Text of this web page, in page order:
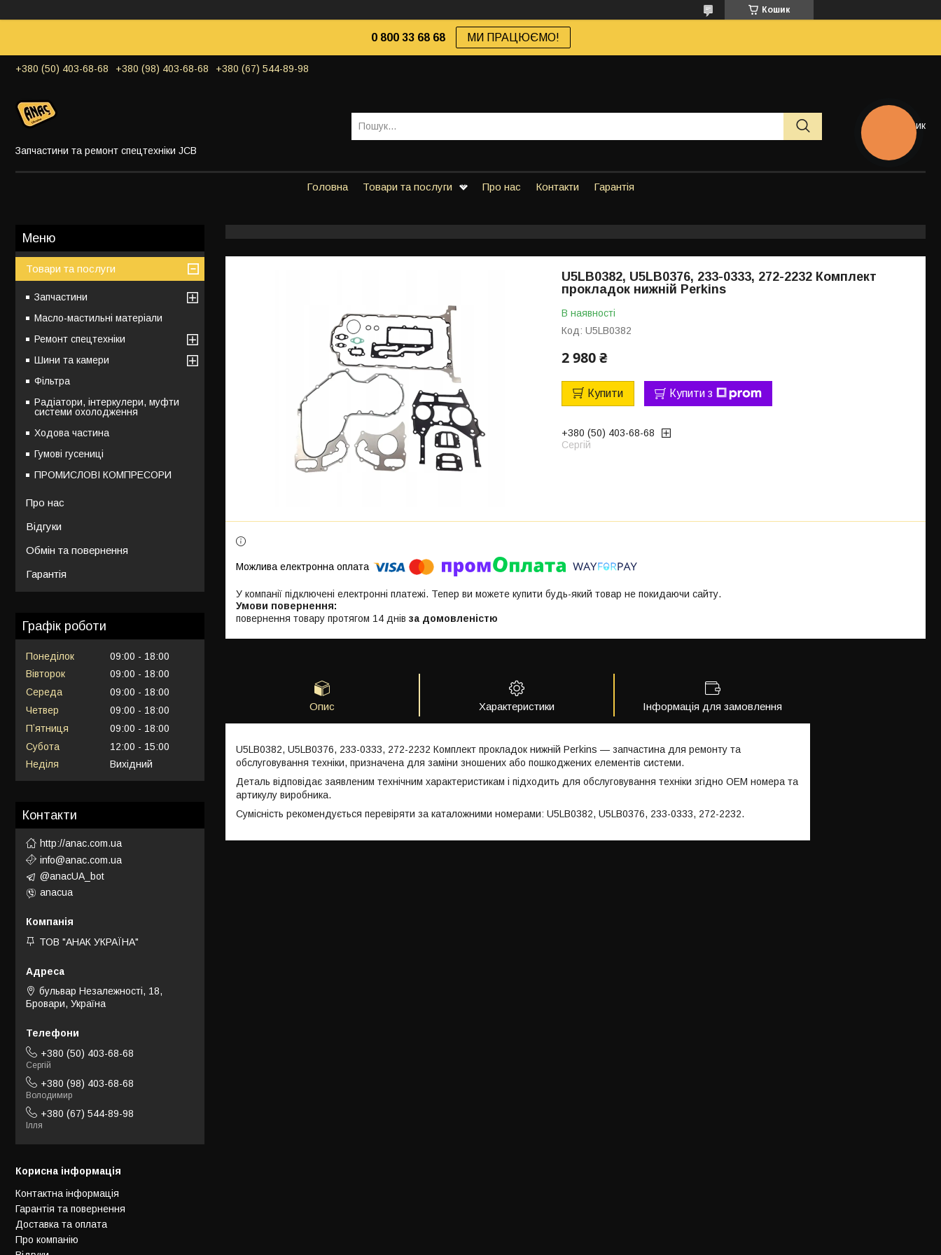
Кошик
0 800 33 68 68 МИ ПРАЦЮЄМО!
+380 (50) 403-68-68 +380 (98) 403-68-68 +380 (67) 544-89-98
Запчастини та ремонт спецтехніки JCB
Кошик
Головна Товари та послуги Про нас Контакти Гарантія
U5LB0382, U5LB0376, 233-0333, 272-2232 Комплект
прокладок нижній Perkins
В наявності
Код: U5LB0382
2 980 ₴
Купити Купити з
+380 (50) 403-68-68
Сергій
У компанії підключені електронні платежі. Тепер ви можете купити будь-який товар не покидаючи сайту.
повернення товару протягом 14 днів за домовленістю
Опис Характеристики Інформація для замовлення
U5LB0382, U5LB0376, 233-0333, 272-2232 Комплект прокладок нижній Perkins — запчастина для ремонту та
обслуговування техніки, призначена для заміни зношених або пошкоджених елементів системи.
Деталь відповідає заявленим технічним характеристикам і підходить для обслуговування техніки згідно OEM номера та
артикулу виробника.
Сумісність рекомендується перевіряти за каталожними номерами: U5LB0382, U5LB0376, 233-0333, 272-2232.
Товари та послуги
Запчастини
Масло-мастильні матеріали
Ремонт спецтехніки
Шини та камери
Фільтра
Радіатори, інтеркулери, муфти
системи охолодження
Ходова частина
Гумові гусениці
ПРОМИСЛОВІ КОМПРЕСОРИ
Про нас
Відгуки
Обмін та повернення
Гарантія
Графік роботи
Понеділок 09:00
18:00
Вівторок
09:00
18:00
Середа
09:00
18:00
Четвер
09:00
18:00
Пʼятниця
09:00
18:00
Субота
12:00
15:00
Неділя
Вихідний
Контакти
http://anac.com.ua
info@anac.com.ua
@anacUA_bot
anacua
ТОВ "АНАК УКРАЇНА"
бульвар Незалежності, 18,
Бровари, Україна
+380 (50) 403-68-68
Сергій
+380 (98) 403-68-68
Володимир
+380 (67) 544-89-98
Ілля
Корисна інформація
Контактна інформація
Гарантія та повернення
Доставка та оплата
Про компанію